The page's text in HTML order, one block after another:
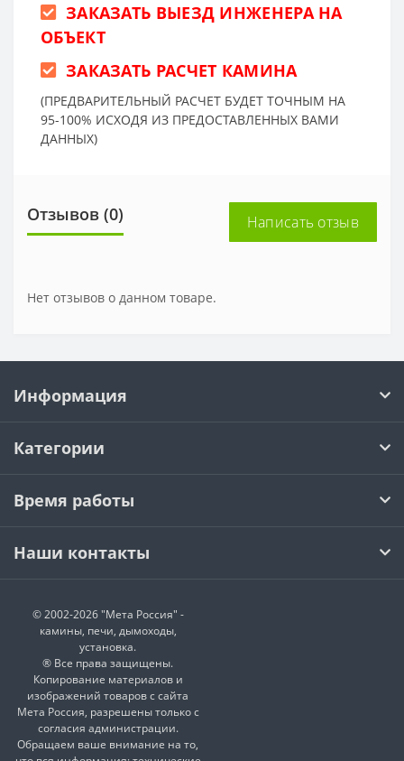
ЗАКАЗАТЬ ВЫЕЗД ИНЖЕНЕРА НА
ОБЪЕКТ
ЗАКАЗАТЬ РАСЧЕТ КАМИНА
(ПРЕДВАРИТЕЛЬНЫЙ РАСЧЕТ БУДЕТ ТОЧНЫМ НА
95-100% ИСХОДЯ ИЗ ПРЕДОСТАВЛЕННЫХ ВАМИ
ДАННЫХ)
Отзывов (0) Написать отзыв
Нет отзывов о данном товаре.
Информация
Категории
Время работы
Наши контакты
© 2002-2026 "Мета Россия" -
камины, печи, дымоходы,
установка.
® Все права защищены.
Копирование материалов и
изображений товаров с сайта
Мета Россия, разрешены только с
согласия администрации.
Обращаем ваше внимание на то,